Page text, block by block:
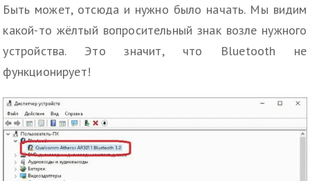
Быть может, отсюда и нужно было начать. Мы видим
какой-то жёлтый вопросительный знак возле нужного
устройства. Это значит, что Bluetooth не
функционирует!